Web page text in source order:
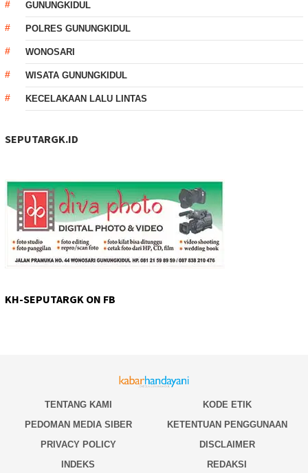
GUNUNGKIDUL
POLRES GUNUNGKIDUL
WONOSARI
WISATA GUNUNGKIDUL
KECELAKAAN LALU LINTAS
SEPUTARGK.ID
KH-SEPUTARGK ON FB
TENTANG KAMI
KODE ETIK
PEDOMAN MEDIA SIBER
KETENTUAN PENGGUNAAN
PRIVACY POLICY
DISCLAIMER
INDEKS
REDAKSI